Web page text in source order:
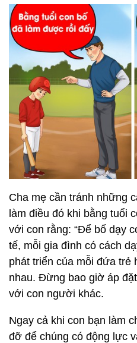
Cha mẹ cần tránh những
làm điều đó khi bằng tuổi
với con rằng: “Để bố dạy
tế, mỗi gia đình có cách
phát triển của mỗi đứa trẻ
nhau. Đừng bao giờ áp
với con người khác.
Ngay cả khi con bạn làm
đỡ để chúng có động lực